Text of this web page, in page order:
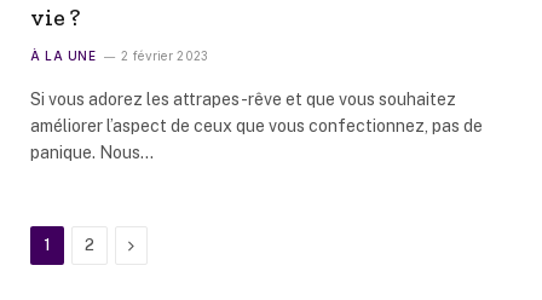
vie ?
À LA UNE 2 février 2023
Si vous adorez les attrapes-rêve et que vous souhaitez
améliorer l’aspect de ceux que vous confectionnez, pas de
panique. Nous…
1 2 Next